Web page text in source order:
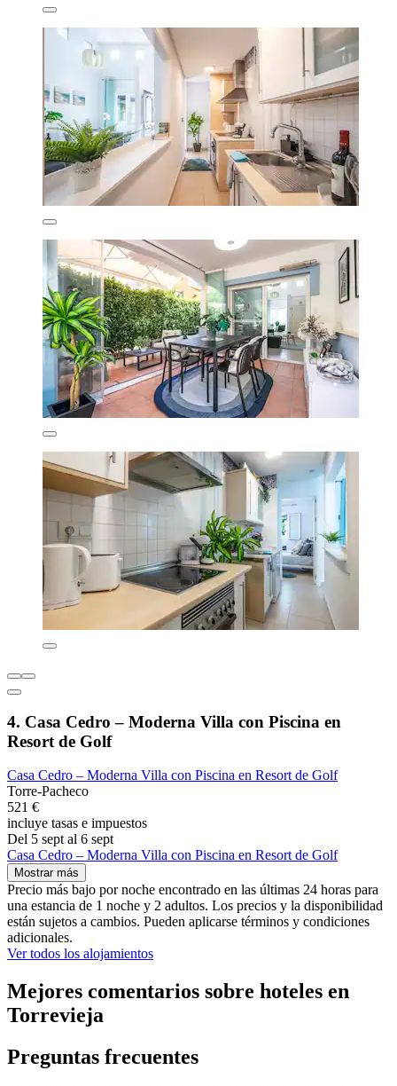
4. Casa Cedro – Moderna Villa con Piscina en
Resort de Golf
Casa Cedro – Moderna Villa con Piscina en Resort de Golf
Torre-Pacheco
521 €
incluye tasas e impuestos
Del 5 sept al 6 sept
Casa Cedro – Moderna Villa con Piscina en Resort de Golf
Mostrar más
Precio más bajo por noche encontrado en las últimas 24 horas para
una estancia de 1 noche y 2 adultos. Los precios y la disponibilidad
están sujetos a cambios. Pueden aplicarse términos y condiciones
adicionales.
Ver todos los alojamientos
Mejores comentarios sobre hoteles en
Torrevieja
Preguntas frecuentes